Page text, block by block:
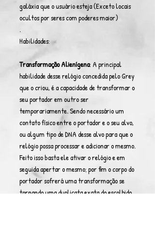
galáxia que o usuário esteja (Exceto locais
ocultos por seres com poderes maior)
.
Habilidades:
Transformação Alienígena: A principal
habilidade desse relógio concedida pelo Grey
que o criou, é a capacidade de transformar o
seu portador em outro ser
temporariamente. Sendo necessário um
contato físico entre o portador e o seu alvo,
ou algum tipo de DNA desse alvo para que o
relógio possa processar e adicionar o mesmo.
Feito isso basta ele ativar o relógio e em
seguida apertar o mesmo; por fim o corpo do
portador sofrerá uma transformação se
tornando uma duplicata exata do escolhido